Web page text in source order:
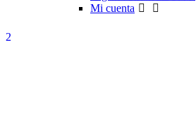
Mi cuenta